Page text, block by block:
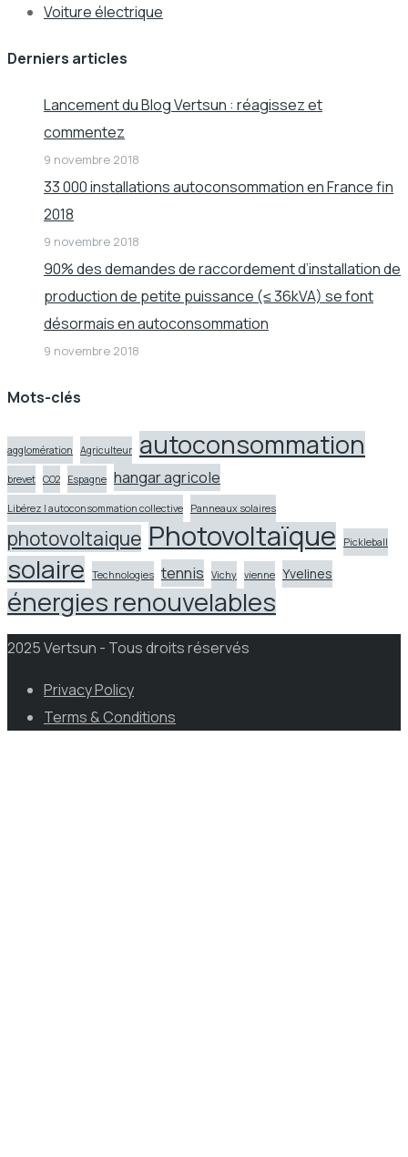
Voiture électrique
Derniers articles
Lancement du Blog Vertsun : réagissez et
commentez
9 novembre 2018
33 000 installations autoconsommation en France fin
2018
9 novembre 2018
90% des demandes de raccordement d’installation de
production de petite puissance (≤ 36kVA) se font
désormais en autoconsommation
9 novembre 2018
Mots-clés
agglomération Agriculteur autoconsommation
brevet CO2 Espagne hangar agricole
Libérez l autoconsommation collective Panneaux solaires
photovoltaique Photovoltaïque Pickleball
solaire Technologies tennis Vichy vienne Yvelines
énergies renouvelables
2025 Vertsun - Tous droits réservés
Privacy Policy
Terms & Conditions